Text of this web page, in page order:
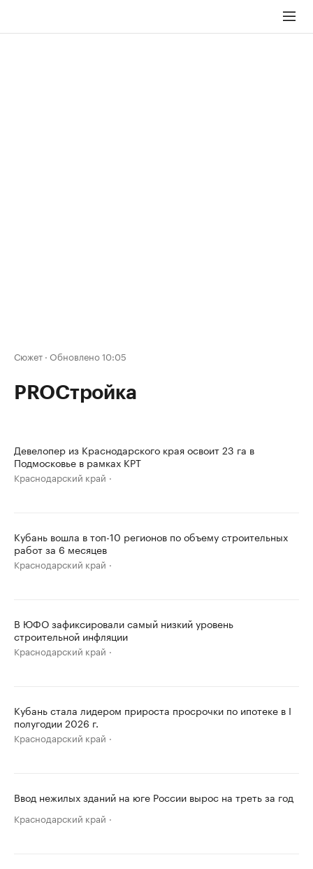
Сюжет · Обновлено 10:05
PROСтройка
Девелопер из Краснодарского края освоит 23 га в
Подмосковье в рамках КРТ
Краснодарский край
Кубань вошла в топ-10 регионов по объему строительных
работ за 6 месяцев
Краснодарский край
В ЮФО зафиксировали самый низкий уровень
строительной инфляции
Краснодарский край
Кубань стала лидером прироста просрочки по ипотеке в I
полугодии 2026 г.
Краснодарский край
Ввод нежилых зданий на юге России вырос на треть за год
Краснодарский край